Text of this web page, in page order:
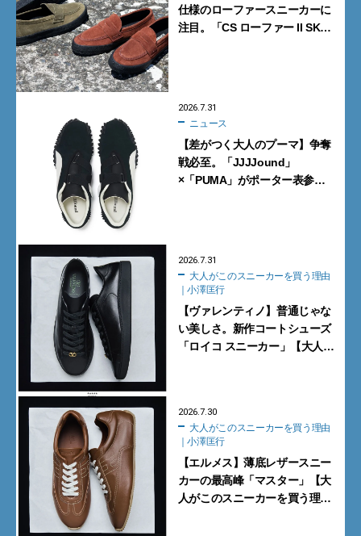
仕様のローファースニーカーに
注目。「CS ローファー II SK」
2026.7.31
ニュース
【差がつく大人のプーマ】争奪
戦必至。「JJJJound」
×「PUMA」がポーター表参道
2026.7.31
｜小澤匡行
【ヴァレンティノ】普通じゃな
い美しさ。新作コートシューズ
「ロイコ スニーカー」【大人が
2026.7.30
｜小澤匡行
【エルメス】薄底レザースニー
カーの最高峰「マスター」【大
人がこのスニーカーを買う理由